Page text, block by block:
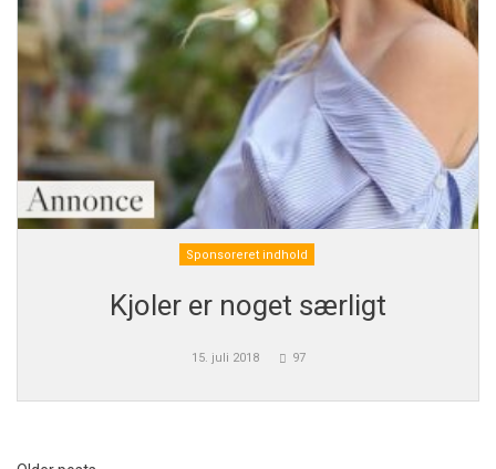
Sponsoreret indhold
Kjoler er noget særligt
15. juli 2018 97